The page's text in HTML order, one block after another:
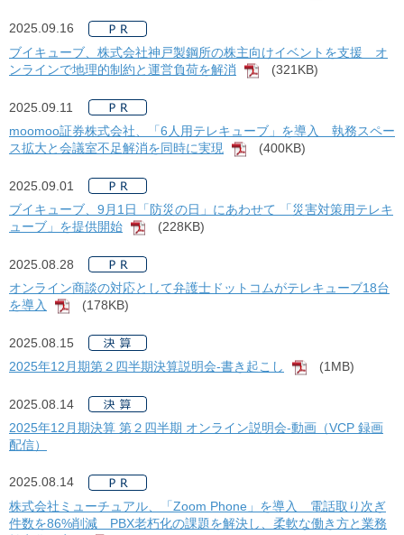
2025.09.16
ブイキューブ、株式会社神戸製鋼所の株主向けイベントを支援 オ
ンラインで地理的制約と運営負荷を解消
[PDF]
(321KB)
2025.09.11
moomoo証券株式会社、「6人用テレキューブ」を導入 執務スペー
ス拡大と会議室不足解消を同時に実現
[PDF]
(400KB)
2025.09.01
ブイキューブ、9月1日「防災の日」にあわせて 「災害対策用テレキ
ューブ」を提供開始
[PDF]
(228KB)
2025.08.28
オンライン商談の対応として弁護士ドットコムがテレキューブ18台
を導入
[PDF]
(178KB)
2025.08.15
2025年12月期第２四半期決算説明会-書き起こし
[PDF]
(1MB)
2025.08.14
2025年12月期決算 第２四半期 オンライン説明会-動画（VCP 録画
配信）
2025.08.14
株式会社ミューチュアル、「Zoom Phone」を導入 電話取り次ぎ
件数を86%削減 PBX老朽化の課題を解決し、柔軟な働き方と業務